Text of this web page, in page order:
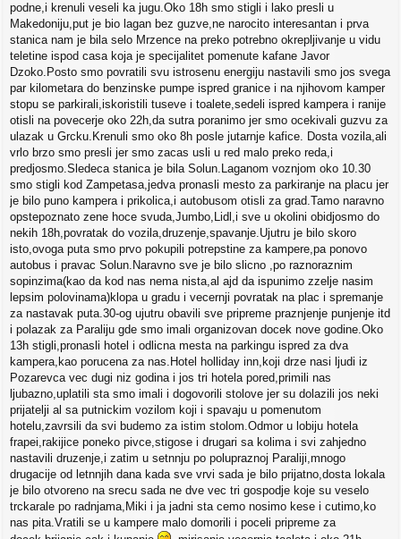
podne,i krenuli veseli ka jugu.Oko 18h smo stigli i lako presli u
Makedoniju,put je bio lagan bez guzve,ne narocito interesantan i prva
stanica nam je bila selo Mrzence na preko potrebno okrepljivanje u vidu
teletine ispod casa koja je specijalitet pomenute kafane Javor
Dzoko.Posto smo povratili svu istrosenu energiju nastavili smo jos svega
par kilometara do benzinske pumpe ispred granice i na njihovom kamper
stopu se parkirali,iskoristili tuseve i toalete,sedeli ispred kampera i ranije
otisli na povecerje oko 22h,da sutra poranimo jer smo ocekivali guzvu za
ulazak u Grcku.Krenuli smo oko 8h posle jutarnje kafice. Dosta vozila,ali
vrlo brzo smo presli jer smo zacas usli u red malo preko reda,i
predjosmo.Sledeca stanica je bila Solun.Laganom voznjom oko 10.30
smo stigli kod Zampetasa,jedva pronasli mesto za parkiranje na placu jer
je bilo puno kampera i prikolica,i autobusom otisli za grad.Tamo naravno
opstepoznato zene hoce svuda,Jumbo,Lidl,i sve u okolini obidjosmo do
nekih 18h,povratak do vozila,druzenje,spavanje.Ujutru je bilo skoro
isto,ovoga puta smo prvo pokupili potrepstine za kampere,pa ponovo
autobus i pravac Solun.Naravno sve je bilo slicno ,po raznoraznim
sopinzima(kao da kod nas nema nista,al ajd da ispunimo zzelje nasim
lepsim polovinama)klopa u gradu i vecernji povratak na plac i spremanje
za nastavak puta.30-og ujutru obavili sve pripreme praznjenje punjenje itd
i polazak za Paraliju gde smo imali organizovan docek nove godine.Oko
13h stigli,pronasli hotel i odlicna mesta na parkingu ispred za dva
kampera,kao porucena za nas.Hotel holliday inn,koji drze nasi ljudi iz
Pozarevca vec dugi niz godina i jos tri hotela pored,primili nas
ljubazno,uplatili sta smo imali i dogovorili stolove jer su dolazili jos neki
prijatelji al sa putnickim vozilom koji i spavaju u pomenutom
hotelu,zavrsili da svi budemo za istim stolom.Odmor u lobiju hotela
frapei,rakijice poneko pivce,stigose i drugari sa kolima i svi zahjedno
nastavili druzenje,i zatim u setnnju po polupraznoj Paraliji,mnogo
drugacije od letnnjih dana kada sve vrvi sada je bilo prijatno,dosta lokala
je bilo otvoreno na srecu sada ne dve vec tri gospodje koje su veselo
trckarale po radnjama,Miki i ja jadni sta cemo nosimo kese i cutimo,ko
nas pita.Vratili se u kampere malo domorili i poceli pripreme za